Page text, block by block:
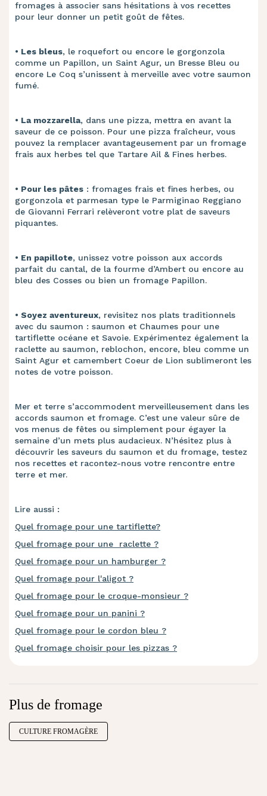
fromages à associer sans hésitations à vos recettes
pour leur donner un petit goût de fêtes.
• ​Les bleus, le roquefort ou encore le gorgonzola
comme un Papillon, un Saint Agur, un Bresse Bleu ou
encore Le Coq s’unissent à merveille avec votre saumon
fumé.
• ​La mozzarella, dans une pizza, mettra en avant la
saveur de ce poisson. Pour une pizza fraîcheur, vous
pouvez la remplacer avantageusement par un fromage
frais aux herbes tel que Tartare Ail & Fines herbes.
• ​Pour les pâtes : fromages frais et fines herbes, ou
gorgonzola et parmesan type le Parmiginao Reggiano
de Giovanni Ferrari relèveront votre plat de saveurs
piquantes.
• ​En papillote, unissez votre poisson aux accords
parfait du cantal, de la fourme d’Ambert ou encore au
bleu des Cosses ou bien un fromage Papillon.
• ​Soyez aventureux, revisitez nos plats traditionnels
avec du saumon : saumon et Chaumes pour une
tartiflette océane et Savoie. ​Expérimentez également la
raclette au saumon, reblochon, encore, bleu comme un
Saint Agur et camembert Coeur de Lion sublimeront les
notes de votre poisson.
Mer et terre s’accommodent merveilleusement dans les
accords saumon et fromage. C’est une valeur sûre de
vos menus de fêtes ou simplement pour égayer la
semaine d’un mets plus audacieux. N’hésitez plus à
découvrir les saveurs du saumon et du fromage, testez
nos recettes et racontez-nous votre rencontre entre
terre et mer.
Lire aussi :
Quel fromage pour une tartiflette?
Quel fromage pour une raclette ?
Quel fromage pour un hamburger ?
Quel fromage pour l'aligot ?
Quel fromage pour le croque-monsieur ?
Quel fromage pour un panini ?
Quel fromage pour le cordon bleu ?
Quel fromage choisir pour les pizzas ?
Plus de fromage
CULTURE FROMAGÈRE